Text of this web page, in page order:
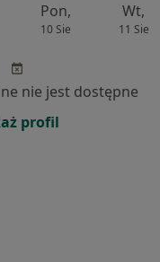
Pon,
10 Sie
Wt,
11 Sie
nie jest dostępne
profil